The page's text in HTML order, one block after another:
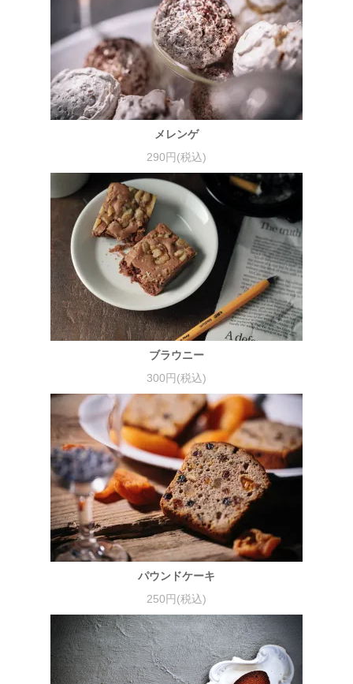
メレンゲ
290円(税込)
ブラウニー
300円(税込)
パウンドケーキ
250円(税込)